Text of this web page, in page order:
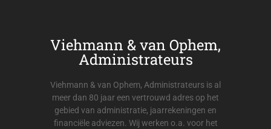
Viehmann & van Ophem,
Administrateurs
Viehmann & van Ophem, Administrateurs is al
meer dan 80 jaar een vertrouwd adres op het
gebied van administratie, jaarrekeningen en
financiële adviezen. Wij werken o.a. voor het